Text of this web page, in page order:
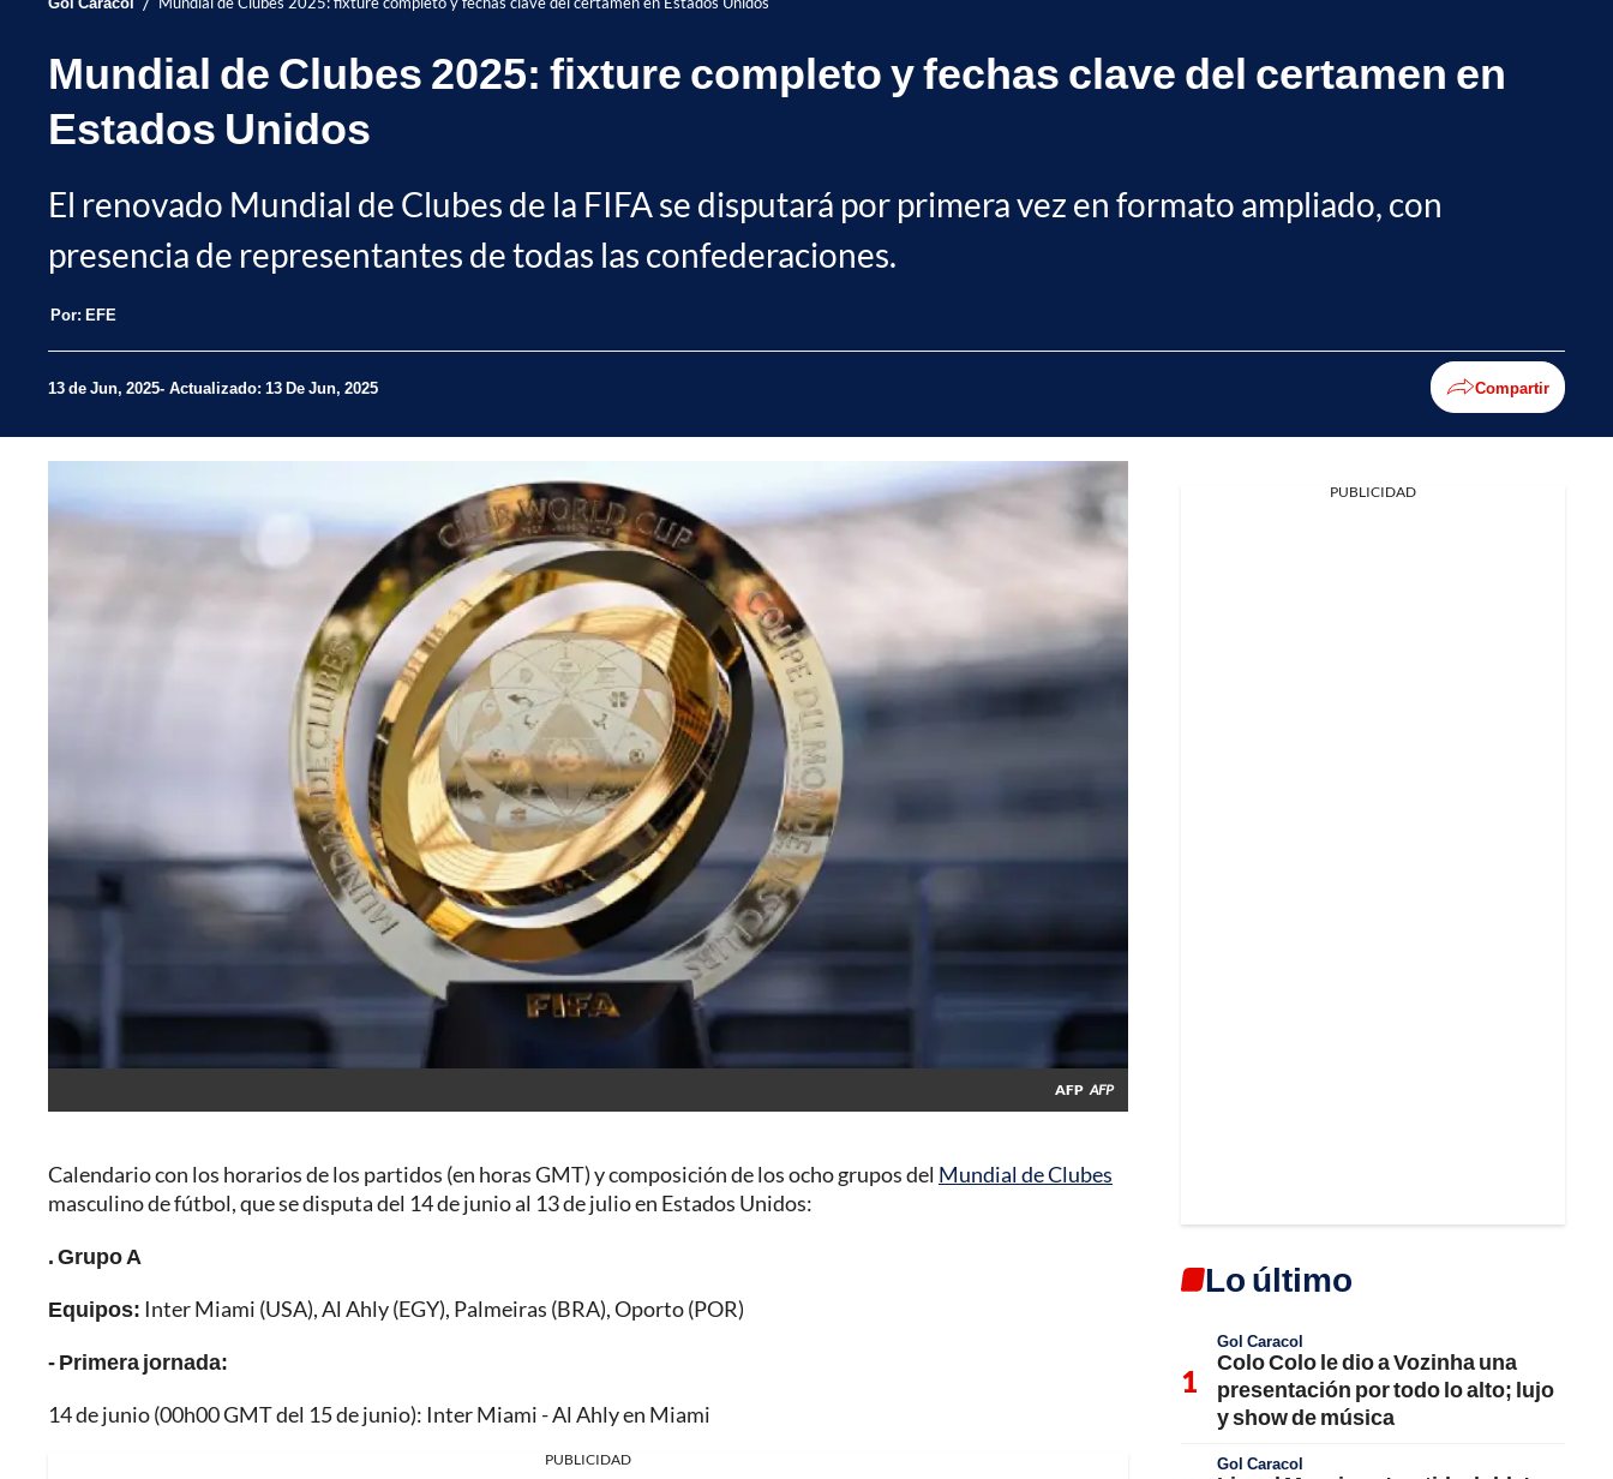
Mundial de Clubes 2025: fixture completo y fechas clave del certamen en
Estados Unidos
El renovado Mundial de Clubes de la FIFA se disputará por primera vez en formato ampliado, con
presencia de representantes de todas las confederaciones.
Por: EFE
13 de Jun, 2025 Actualizado: 13 De Jun, 2025 Compartir
AFP AFP
Calendario con los horarios de los partidos (en horas GMT) y composición de los ocho grupos del Mundial de Clubes
masculino de fútbol, que se disputa del 14 de junio al 13 de julio en Estados Unidos:
. Grupo A
Equipos: Inter Miami (USA), Al Ahly (EGY), Palmeiras (BRA), Oporto (POR)
- Primera jornada:
14 de junio (00h00 GMT del 15 de junio): Inter Miami - Al Ahly en Miami
PUBLICIDAD
PUBLICIDAD
Lo último
Gol Caracol
Colo Colo le dio a Vozinha una
presentación por todo lo alto; lujo
y show de música
Gol Caracol